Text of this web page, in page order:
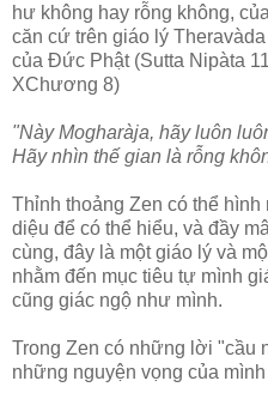
hư không hay rỗng không,
căn cứ trên giáo lý
của Ðức Phật (Sutta Nipàta
XChương 8)
"Này Mogharàja, hãy luôn
Hãy nhìn thế gian là rỗng
Thỉnh thoảng Zen có thể
diệu để có thể hiểu, và đầy
cùng, đây là một giáo lý và
nhằm đến mục tiêu tự mình
cũng giác ngộ như mình.
Trong Zen có những lời "cầu
những nguyện vọng của